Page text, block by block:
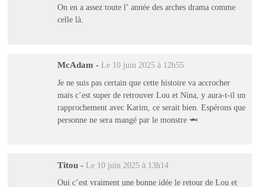
On en a assez toute l’ année des arches drama comme
celle là.
McAdam - Le 10 juin 2025 à 12h55
Je ne suis pas certain que cette histoire va accrocher
mais c’est super de retrouver Lou et Nina, y aura-t-il un
rapprochement avec Karim, ce serait bien. Espérons que
personne ne sera mangé par le monstre 🦈
Titou - Le 10 juin 2025 à 13h14
Oui c’est vraiment une bonne idée le retour de Lou et